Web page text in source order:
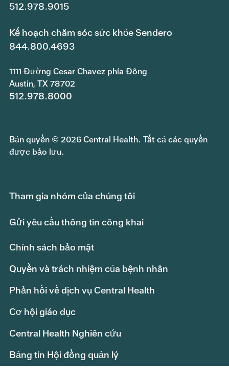
512.978.9015
Kế hoạch chăm sóc sức khỏe Sendero
844.800.4693
1111 Đường Cesar Chavez phía Đông
Austin, TX 78702
512.978.8000
Bản quyền © 2026 Central Health. Tất cả các quyền
được bảo lưu.
Tham gia nhóm của chúng tôi
Gửi yêu cầu thông tin công khai
Chính sách bảo mật
Quyền và trách nhiệm của bệnh nhân
Phản hồi về dịch vụ Central Health
Cơ hội giáo dục
Central Health Nghiên cứu
Bảng tin Hội đồng quản lý